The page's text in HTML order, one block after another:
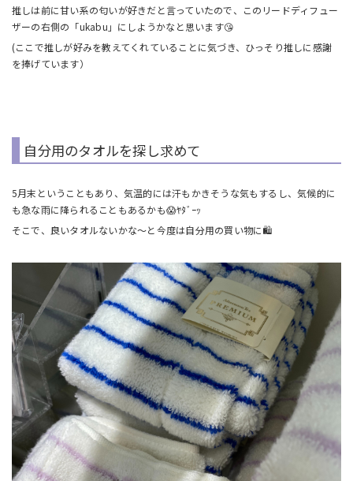
推しは前に甘い系の匂いが好きだと言っていたので、このリードディフュー
ザーの右側の「ukabu」にしようかなと思います😘
(ここで推しが好みを教えてくれていることに気づき、ひっそり推しに感謝
を捧げています）
自分用のタオルを探し求めて
5月末ということもあり、気温的には汗もかきそうな気もするし、気候的に
も急な雨に降られることもあるかも😱ﾔﾀﾞｰｯ
そこで、良いタオルないかな～と今度は自分用の買い物に🛍